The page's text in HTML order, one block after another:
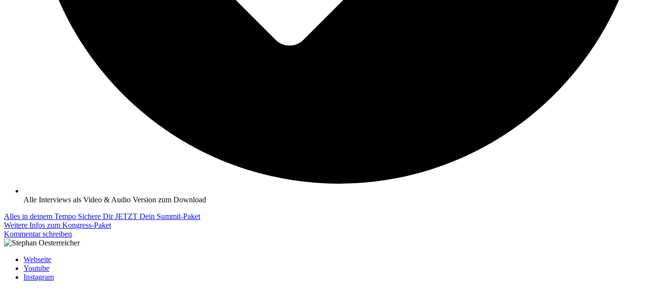
Alle Interviews als Video & Audio Version zum Download
Alles in deinem Tempo Sichere Dir JETZT Dein Summit-Paket
Weitere Infos zum Kongress-Paket
Kommentar schreiben
Webseite
Youtube
Instagram